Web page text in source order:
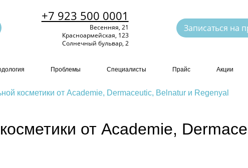
+7 923 500 0001
Весенняя, 21
Красноармейская, 123
Солнечный бульвар, 2
Записаться на
Проблемы Специалисты Прайс Акции
косметики от Academie, Dermaceutic, Belnatur и Regenyal
от Academie,